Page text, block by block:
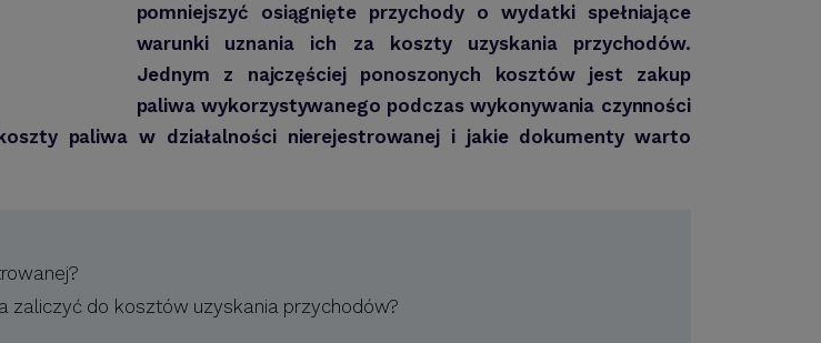
pomniejszyć osiągnięte przychody o wydatki spełniające
warunki uznania ich za koszty uzyskania przychodów.
Jednym z najczęściej ponoszonych kosztów jest zakup
paliwa wykorzystywanego podczas wykonywania czynności
paliwa w działalności nierejestrowanej i jakie dokumenty warto
zaliczyć do kosztów uzyskania przychodów?